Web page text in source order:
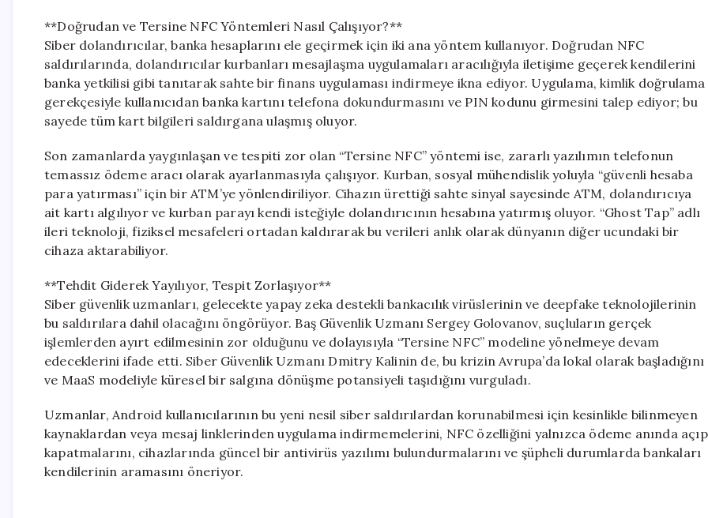
**Doğrudan ve Tersine NFC Yöntemleri Nasıl Çalışıyor?**
Siber dolandırıcılar, banka hesaplarını ele geçirmek için iki ana yöntem kullanıyor. Doğrudan NFC
saldırılarında, dolandırıcılar kurbanları mesajlaşma uygulamaları aracılığıyla iletişime geçerek kendilerini
banka yetkilisi gibi tanıtarak sahte bir finans uygulaması indirmeye ikna ediyor. Uygulama, kimlik doğrulama
gerekçesiyle kullanıcıdan banka kartını telefona dokundurmasını ve PIN kodunu girmesini talep ediyor; bu
sayede tüm kart bilgileri saldırgana ulaşmış oluyor.
Son zamanlarda yaygınlaşan ve tespiti zor olan “Tersine NFC” yöntemi ise, zararlı yazılımın telefonun
temassız ödeme aracı olarak ayarlanmasıyla çalışıyor. Kurban, sosyal mühendislik yoluyla “güvenli hesaba
para yatırması” için bir ATM’ye yönlendiriliyor. Cihazın ürettiği sahte sinyal sayesinde ATM, dolandırıcıya
ait kartı algılıyor ve kurban parayı kendi isteğiyle dolandırıcının hesabına yatırmış oluyor. “Ghost Tap” adlı
ileri teknoloji, fiziksel mesafeleri ortadan kaldırarak bu verileri anlık olarak dünyanın diğer ucundaki bir
cihaza aktarabiliyor.
**Tehdit Giderek Yayılıyor, Tespit Zorlaşıyor**
Siber güvenlik uzmanları, gelecekte yapay zeka destekli bankacılık virüslerinin ve deepfake teknolojilerinin
bu saldırılara dahil olacağını öngörüyor. Baş Güvenlik Uzmanı Sergey Golovanov, suçluların gerçek
işlemlerden ayırt edilmesinin zor olduğunu ve dolayısıyla “Tersine NFC” modeline yönelmeye devam
edeceklerini ifade etti. Siber Güvenlik Uzmanı Dmitry Kalinin de, bu krizin Avrupa’da lokal olarak başladığını
ve MaaS modeliyle küresel bir salgına dönüşme potansiyeli taşıdığını vurguladı.
Uzmanlar, Android kullanıcılarının bu yeni nesil siber saldırılardan korunabilmesi için kesinlikle bilinmeyen
kaynaklardan veya mesaj linklerinden uygulama indirmemelerini, NFC özelliğini yalnızca ödeme anında açıp
kapatmalarını, cihazlarında güncel bir antivirüs yazılımı bulundurmalarını ve şüpheli durumlarda bankaları
kendilerinin aramasını öneriyor.